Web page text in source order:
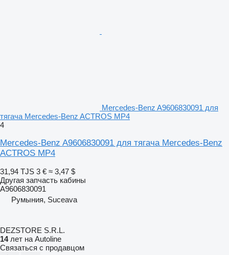
Mercedes-Benz A9606830091 для
тягача Mercedes-Benz ACTROS MP4
4
Mercedes-Benz A9606830091 для тягача Mercedes-Benz
ACTROS MP4
31,94 TJS 3 € ≈ 3,47 $
Другая запчасть кабины
A9606830091
Румыния, Suceava
DEZSTORE S.R.L.
14лет на Autoline
Связаться с продавцом